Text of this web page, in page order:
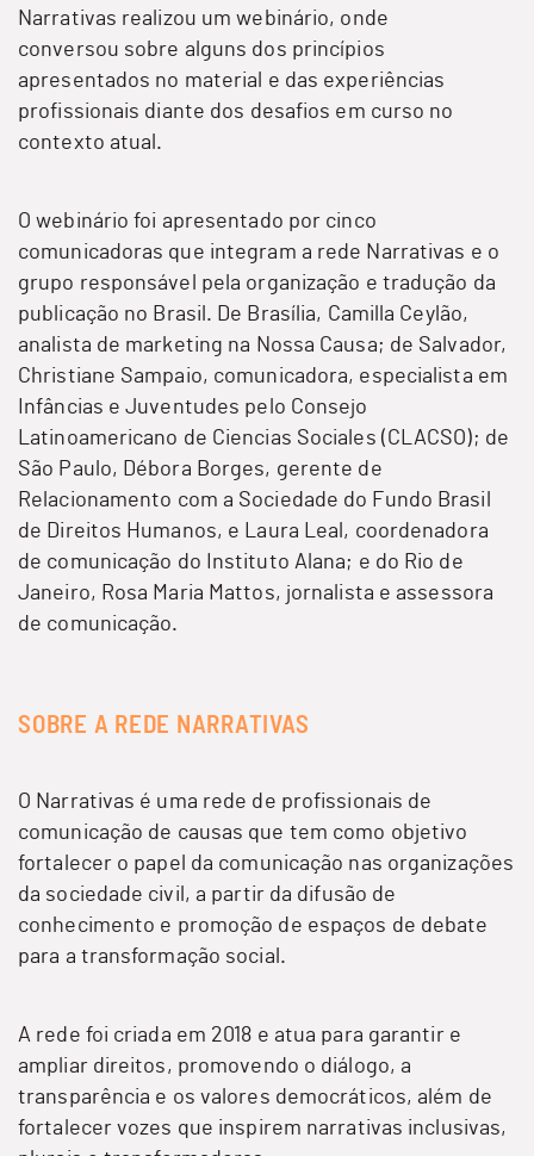
Narrativas realizou um webinário, onde
conversou sobre alguns dos princípios
apresentados no material e das experiências
profissionais diante dos desafios em curso no
contexto atual.
O webinário foi apresentado por cinco
comunicadoras que integram a rede Narrativas e o
grupo responsável pela organização e tradução da
publicação no Brasil. De Brasília, Camilla Ceylão,
analista de marketing na Nossa Causa; de Salvador,
Christiane Sampaio, comunicadora, especialista em
Infâncias e Juventudes pelo Consejo
Latinoamericano de Ciencias Sociales (CLACSO); de
São Paulo, Débora Borges, gerente de
Relacionamento com a Sociedade do Fundo Brasil
de Direitos Humanos, e Laura Leal, coordenadora
de comunicação do Instituto Alana; e do Rio de
Janeiro, Rosa Maria Mattos, jornalista e assessora
de comunicação.
SOBRE A REDE NARRATIVAS
O Narrativas é uma rede de profissionais de
comunicação de causas que tem como objetivo
fortalecer o papel da comunicação nas organizações
da sociedade civil, a partir da difusão de
conhecimento e promoção de espaços de debate
para a transformação social.
A rede foi criada em 2018 e atua para garantir e
ampliar direitos, promovendo o diálogo, a
transparência e os valores democráticos, além de
fortalecer vozes que inspirem narrativas inclusivas,